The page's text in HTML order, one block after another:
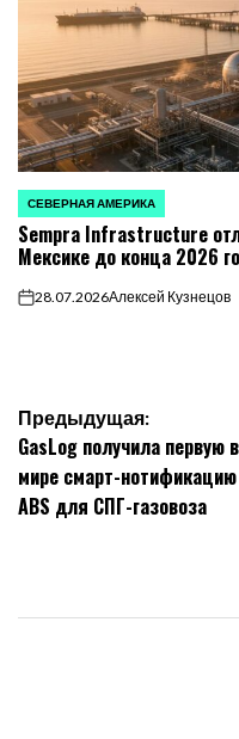
ОПУБЛИКОВАНО
В
СЕВЕРНАЯ АМЕРИКА
Sempra Infrastructure
Мексике до конца 2026
on28.07.2026Алексей Кузнецов
Навигация
по
записям
Предыдущая:
GasLog получила первую в
мире смарт-нотификацию
ABS для СПГ-газовоза